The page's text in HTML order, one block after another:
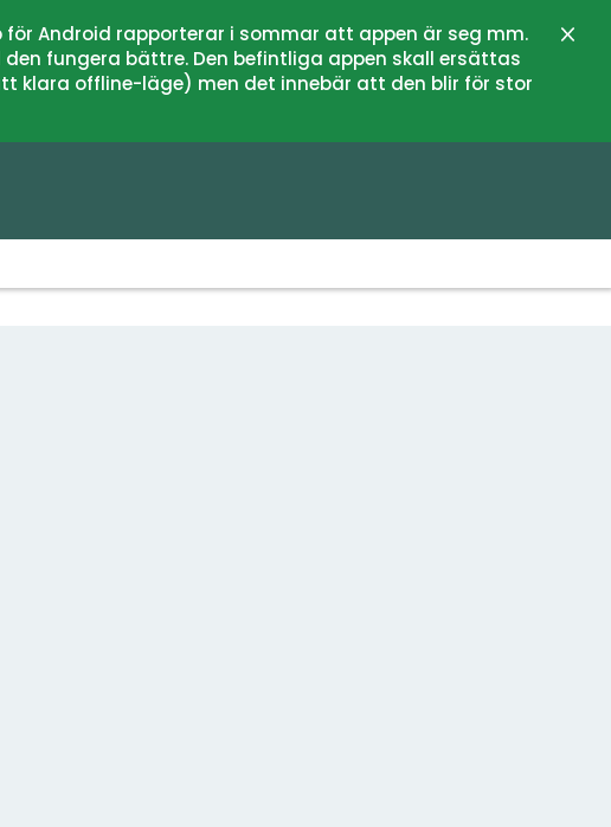
Android rapporterar i sommar att appen är seg mm.
fungera bättre. Den befintliga appen skall ersättas
klara offline-läge) men det innebär att den blir för stor